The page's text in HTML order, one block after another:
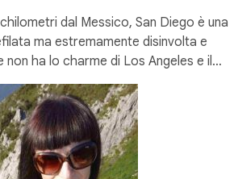
dal Messico, San Diego è una
ma estremamente disinvolta e
non ha lo charme di Los Angeles e il…